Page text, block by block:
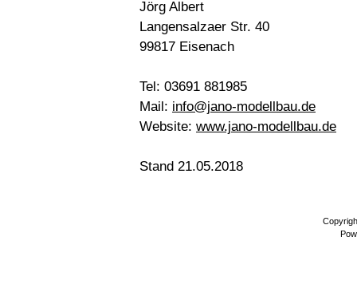
Jörg Albert
Langensalzaer Str. 40
99817 Eisenach
Tel: 03691 881985
Mail: info@jano-modellbau.de
Website: www.jano-modellbau.de
Stand 21.05.2018